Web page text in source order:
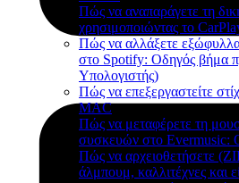
Πώς να αναπαράγετε τη
χρησιμοποιώντας το
Πώς να αλλάξετε
στο Spotify: Οδηγός βήμα
Υπολογιστής)
Πώς να επεξεργαστείτε
MAC
Πώς να μεταφέρετε τη
συσκευών στο Evermusic:
Πώς να αρχειοθετήσετε
άλμπουμ, καλλιτέχνες και